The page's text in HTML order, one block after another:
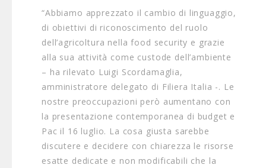
“Abbiamo apprezzato il cambio di linguaggio,
di obiettivi di riconoscimento del ruolo
dell’agricoltura nella food security e grazie
alla sua attività come custode dell’ambiente
– ha rilevato Luigi Scordamaglia,
amministratore delegato di Filiera Italia -. Le
nostre preoccupazioni però aumentano con
la presentazione contemporanea di budget e
Pac il 16 luglio. La cosa giusta sarebbe
discutere e decidere con chiarezza le risorse
esatte dedicate e non modificabili che la